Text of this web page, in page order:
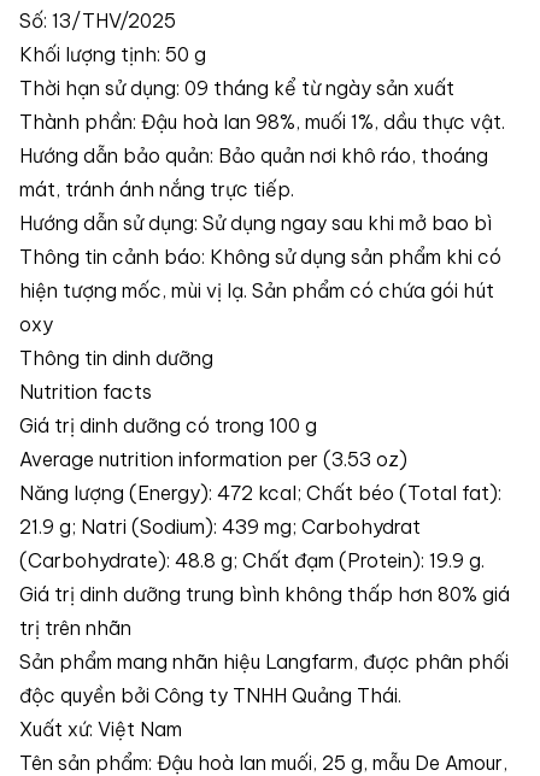
Số: 13/THV/2025
Khối lượng tịnh: 50 g
Thời hạn sử dụng: 09 tháng kể từ ngày sản xuất
Thành phần: Đậu hoà lan 98%, muối 1%, dầu thực vật.
Hướng dẫn bảo quản: Bảo quản nơi khô ráo, thoáng
mát, tránh ánh nắng trực tiếp.
Hướng dẫn sử dụng: Sử dụng ngay sau khi mở bao bì
Thông tin cảnh báo: Không sử dụng sản phẩm khi có
hiện tượng mốc, mùi vị lạ. Sản phẩm có chứa gói hút
oxy
Thông tin dinh dưỡng
Nutrition facts
Giá trị dinh dưỡng có trong 100 g
Average nutrition information per (3.53 oz)
Năng lượng (Energy): 472 kcal; Chất béo (Total fat):
21.9 g; Natri (Sodium): 439 mg; Carbohydrat
(Carbohydrate): 48.8 g; Chất đạm (Protein): 19.9 g.
Giá trị dinh dưỡng trung bình không thấp hơn 80% giá
trị trên nhãn
Sản phẩm mang nhãn hiệu Langfarm, được phân phối
độc quyền bởi Công ty TNHH Quảng Thái.
Xuất xứ: Việt Nam
Tên sản phẩm: Đậu hoà lan muối, 25 g, mẫu De Amour,